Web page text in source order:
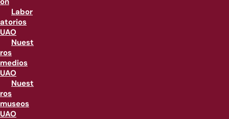
Labor
atorios
UAO
Nuest
ros
medios
UAO
Nuest
ros
museos
UAO